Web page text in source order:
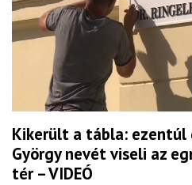
Kikerült a tábla: ezentúl
György nevét viseli az
tér – VIDEÓ